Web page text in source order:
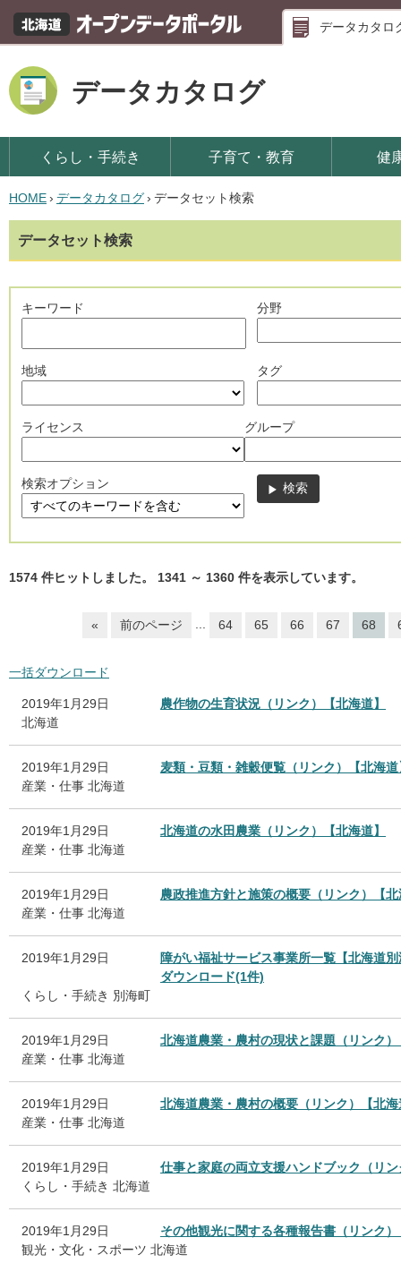
データカタロ
データカタログ
くらし・手続き 子育て・教育 健
HOME› データカタログ› データセット検索
データセット検索
キーワード 分野
地域 タグ
ライセンス グループ
検索オプション
1574 件ヒットしました。 1341 ～ 1360 件を表示しています。
« 前のページ ... 64 65 66 67 68
一括ダウンロード
2019年1月29日
農作物の生育状況（リンク）【北海道】
北海道
2019年1月29日
麦類・豆類・雑穀便覧（リンク）【北海道
産業・仕事 北海道
2019年1月29日
北海道の水田農業（リンク）【北海道】
産業・仕事 北海道
2019年1月29日
農政推進方針と施策の概要（リンク）【
産業・仕事 北海道
2019年1月29日
障がい福祉サービス事業所一覧【北海道
ダウンロード(1件)
くらし・手続き 別海町
2019年1月29日
北海道農業・農村の現状と課題（リンク
産業・仕事 北海道
2019年1月29日
北海道農業・農村の概要（リンク）【北海
産業・仕事 北海道
2019年1月29日
仕事と家庭の両立支援ハンドブック（リ
くらし・手続き 北海道
2019年1月29日
その他観光に関する各種報告書（リンク
観光・文化・スポーツ 北海道